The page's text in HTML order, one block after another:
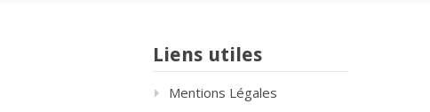
Liens utiles
Mentions Légales